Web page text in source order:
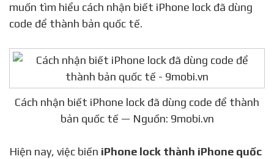
muốn tìm hiểu cách nhận biết iPhone lock đã dùng
code để thành bản quốc tế.
Cách nhận biết iPhone lock đã dùng code để thành
bản quốc tế — Nguồn: 9mobi.vn
Hiện nay, việc biến iPhone lock thành iPhone quốc